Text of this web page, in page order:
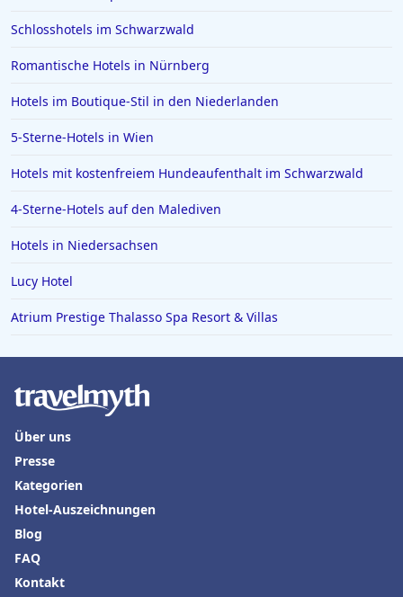
Schlosshotels im Schwarzwald
Romantische Hotels in Nürnberg
Hotels im Boutique-Stil in den Niederlanden
5-Sterne-Hotels in Wien
Hotels mit kostenfreiem Hundeaufenthalt im Schwarzwald
4-Sterne-Hotels auf den Malediven
Hotels in Niedersachsen
Lucy Hotel
Atrium Prestige Thalasso Spa Resort & Villas
Über uns
Presse
Kategorien
Hotel-Auszeichnungen
Blog
FAQ
Kontakt